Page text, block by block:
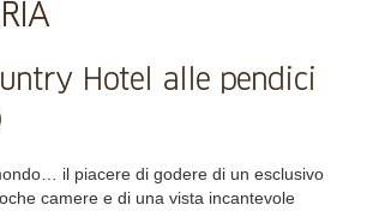
Hotel alle pendici
il piacere di godere di un esclusivo
camere e di una vista incantevole